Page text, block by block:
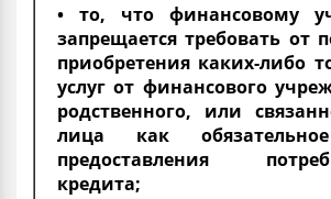
• то, что финансовому
запрещается требовать от
приобретения каких-либо
услуг от финансового
родственного, или
лица как
предоставления
кредита;